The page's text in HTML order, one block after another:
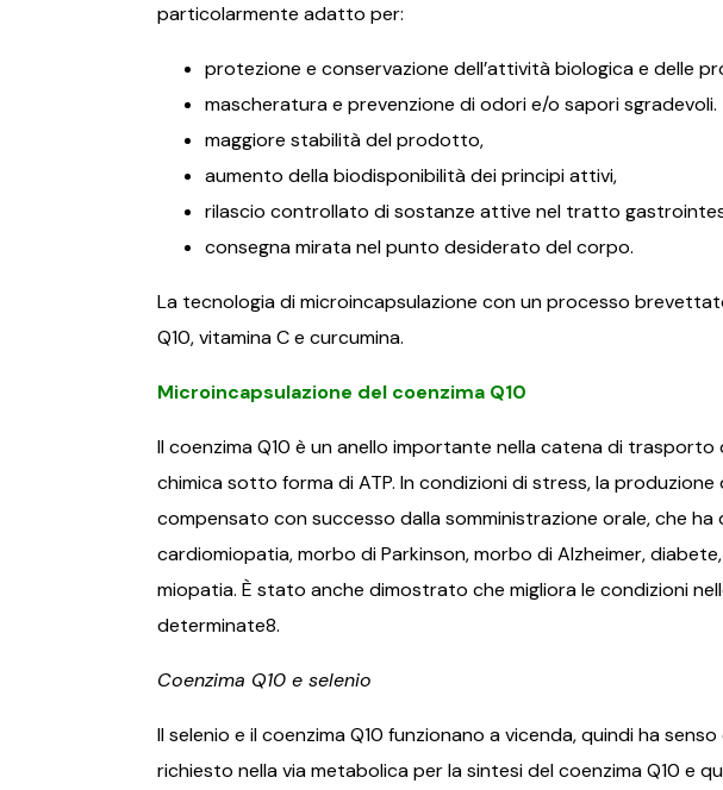
particolarmente adatto per:
protezione e conservazione dell’attività biologica e delle
mascheratura e prevenzione di odori e/o sapori sgradevoli.
maggiore stabilità del prodotto,
aumento della biodisponibilità dei principi attivi,
rilascio controllato di sostanze attive nel tratto
consegna mirata nel punto desiderato del corpo.
La tecnologia di microincapsulazione con un processo
Q10, vitamina C e curcumina.
Microincapsulazione del coenzima Q10
Il coenzima Q10 è un anello importante nella catena di
chimica sotto forma di ATP. In condizioni di stress, la
compensato con successo dalla somministrazione orale, che
cardiomiopatia, morbo di Parkinson, morbo di Alzheimer,
miopatia. È stato anche dimostrato che migliora le condizioni
determinate8.
Coenzima Q10 e selenio
Il selenio e il coenzima Q10 funzionano a vicenda, quindi ha
richiesto nella via metabolica per la sintesi del coenzima Q10 e